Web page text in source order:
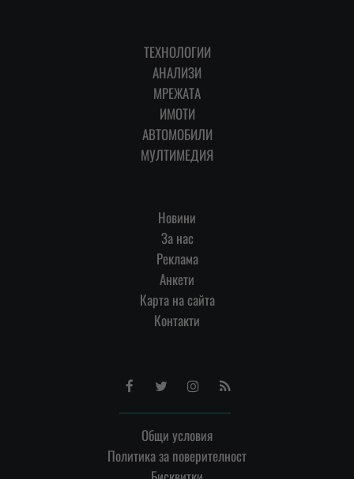
ТЕХНОЛОГИИ
АНАЛИЗИ
МРЕЖАТА
ИМОТИ
АВТОМОБИЛИ
МУЛТИМЕДИЯ
Новини
За нас
Реклама
Анкети
Карта на сайта
Контакти
FacebookTwitterInstagram
RSS
Общи условия
Политика за поверителност